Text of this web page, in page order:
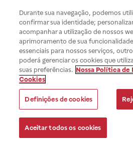
Durante sua navegação, podemos
confirmar sua identidade;
acompanhar a utilização de nossos
aprimoramento de sua
essenciais para nossos serviços,
poderá gerenciar os cookies que
suas preferências. Nossa Política de
Cookies
Definições de cookies
Aceitar todos os cookies